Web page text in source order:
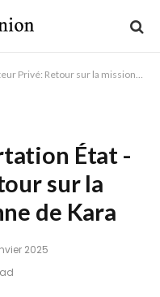
sur la mission de l’antenne de Kara
État -
sur la
de Kara
2025